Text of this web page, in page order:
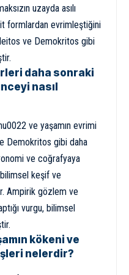
uzayda asılı
formlardan evrimleştiğini
ve Demokritos gibi
daha sonraki
nasıl
ve yaşamın evrimi
Demokritos gibi daha
ve coğrafyaya
bilimsel keşif ve
Ampirik gözlem ve
vurgu, bilimsel
kökeni ve
nelerdir?